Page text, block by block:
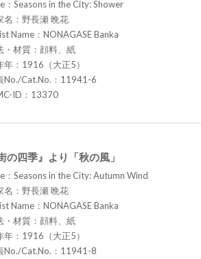
：Seasons in the City: Shower
名：野長瀬 晩花
Name：NONAGASE Banka
・材質：顔料、紙
年：1916（大正5）
No./Cat.No.：11941-6
ID：13370
の四季』より「秋の風」
：Seasons in the City: Autumn Wind
名：野長瀬 晩花
Name：NONAGASE Banka
・材質：顔料、紙
年：1916（大正5）
No./Cat.No.：11941-8